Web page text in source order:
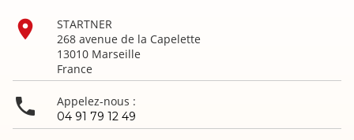

STARTNER
268 avenue de la Capelette
13010 Marseille
France
 Appelez-nous :
04 91 79 12 49